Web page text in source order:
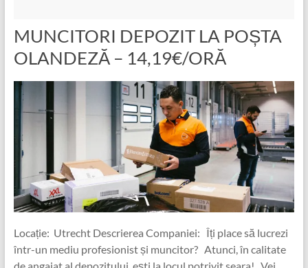
MUNCITORI DEPOZIT LA POȘTA
OLANDEZĂ – 14,19€/ORĂ
Locație: Utrecht Descrierea Companiei: Îți place să lucrezi
într-un mediu profesionist și muncitor? Atunci, în calitate